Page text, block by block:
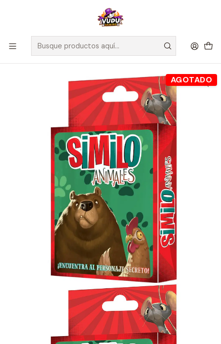
🚀 ¡Despachamos a todo Chile! Envío GRATIS a Regiones sobre
$100.000 y a RM sobre $35.000
Inicio Juegos de Mesa Cooperativos
Similo Animales - Español
AGOTADO